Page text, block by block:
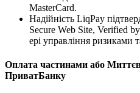
MasterCard.
Надійність LiqPay
Secure Web Site, Verified
ері управління ризиками
Оплата частинами або
ПриватБанку